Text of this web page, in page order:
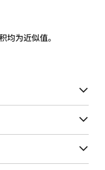
均为近似值。